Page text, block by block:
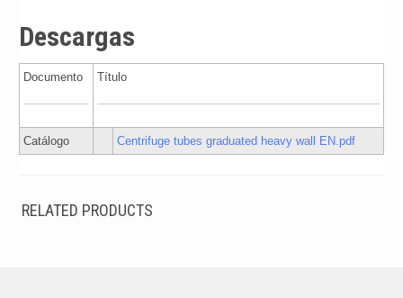
Descargas
Documento Título
Catálogo Centrifuge tubes graduated heavy wall EN.pdf
RELATED PRODUCTS